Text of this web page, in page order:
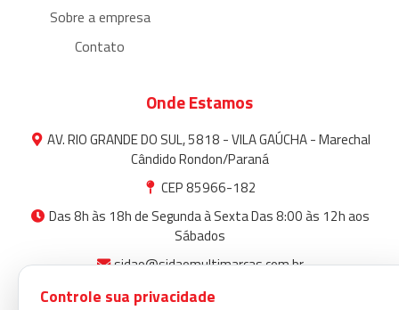
Sobre a empresa
Contato
Onde Estamos
AV. RIO GRANDE DO SUL, 5818 - VILA GAÚCHA - Marechal
Cândido Rondon/Paraná
CEP 85966-182
Das 8h às 18h de Segunda à Sexta Das 8:00 às 12h aos
Sábados
sidao@sidaomultimarcas.com.br
3254-3300
Controle sua privacidade